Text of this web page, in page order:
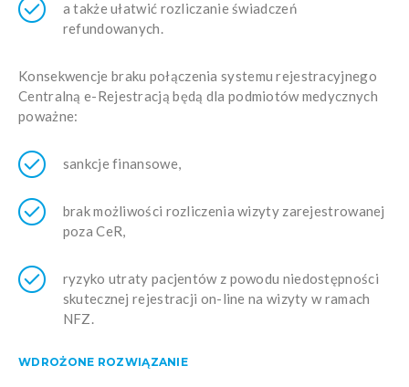
a także ułatwić rozliczanie świadczeń
refundowanych.
Konsekwencje braku połączenia systemu rejestracyjnego
Centralną e-Rejestracją będą dla podmiotów medycznych
poważne:
sankcje finansowe,
brak możliwości rozliczenia wizyty zarejestrowanej
poza CeR,
ryzyko utraty pacjentów z powodu niedostępności
skutecznej rejestracji on-line na wizyty w ramach
NFZ.
WDROŻONE ROZWIĄZANIE